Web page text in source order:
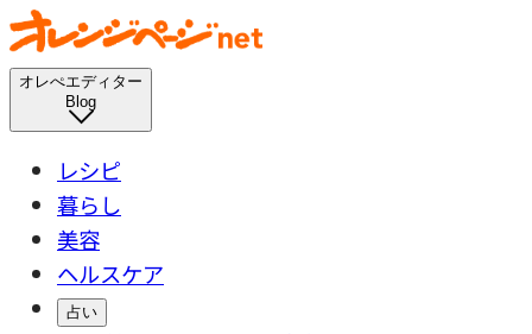
オレぺエディター
Blog
レシピ
暮らし
美容
ヘルスケア
占い